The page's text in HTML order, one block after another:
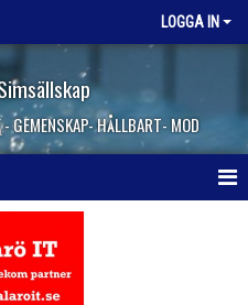
LOGGA IN
- GEMENSKAP- HÅLLBART- MOD